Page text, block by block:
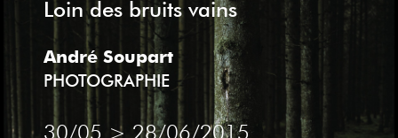
Loin des bruits vains
André Soupart
PHOTOGRAPHIE
30/05 > 28/06/2015